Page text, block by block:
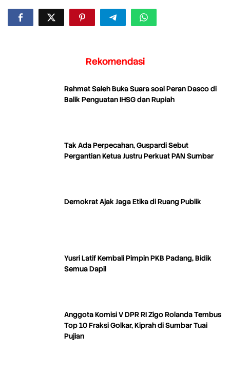
Rekomendasi
Rahmat Saleh Buka Suara soal Peran Dasco di
Balik Penguatan IHSG dan Rupiah
Tak Ada Perpecahan, Guspardi Sebut
Pergantian Ketua Justru Perkuat PAN Sumbar
Demokrat Ajak Jaga Etika di Ruang Publik
Yusri Latif Kembali Pimpin PKB Padang, Bidik
Semua Dapil
Anggota Komisi V DPR RI Zigo Rolanda Tembus
Top 10 Fraksi Golkar, Kiprah di Sumbar Tuai
Pujian